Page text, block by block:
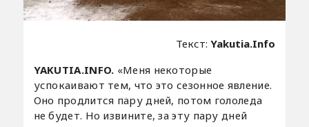
Текст:Yakutia.Info
YAKUTIA.INFO. «Меня некоторые
успокаивают тем, что это сезонное явление.
Оно продлится пару дней, потом гололеда
не будет. Но извините, за эту пару дней